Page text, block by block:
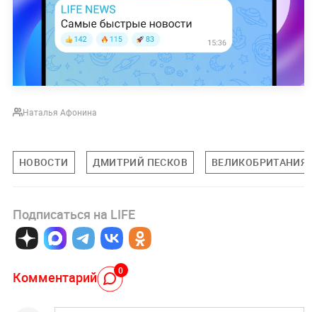
Наталья Афонина
НОВОСТИ ДМИТРИЙ ПЕСКОВ ВЕЛИКОБРИТАНИЯ
Подписаться на LIFE
Комментарий 0